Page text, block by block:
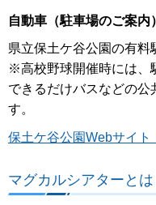
自動車（駐車場のご案内）
県立保土ケ谷公園の有料
※高校野球開催時には、
できるだけバスなどの公
す。
保土ケ谷公園Webサイト
マグカルシアターとは